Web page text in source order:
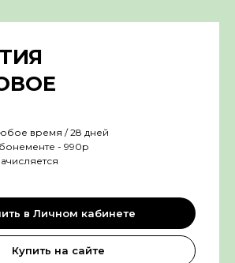
время / 28 дней
- 990р
в Личном кабинете
Купить на сайте